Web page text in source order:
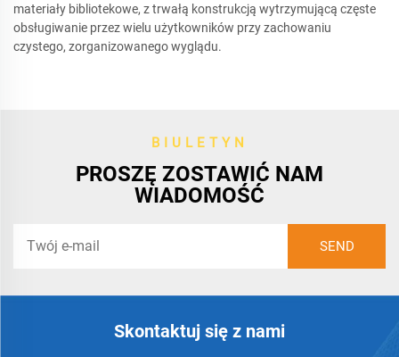
materiały bibliotekowe, z trwałą konstrukcją wytrzymującą częste
obsługiwanie przez wielu użytkowników przy zachowaniu
czystego, zorganizowanego wyglądu.
BIULETYN
PROSZĘ ZOSTAWIĆ NAM
WIADOMOŚĆ
Skontaktuj się z nami